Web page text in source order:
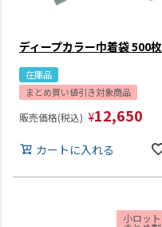
ディープカラー巾着袋 500枚
在庫品
まとめ買い値引き対象商品
販売価格(税込) ¥12,650
カートに入れる